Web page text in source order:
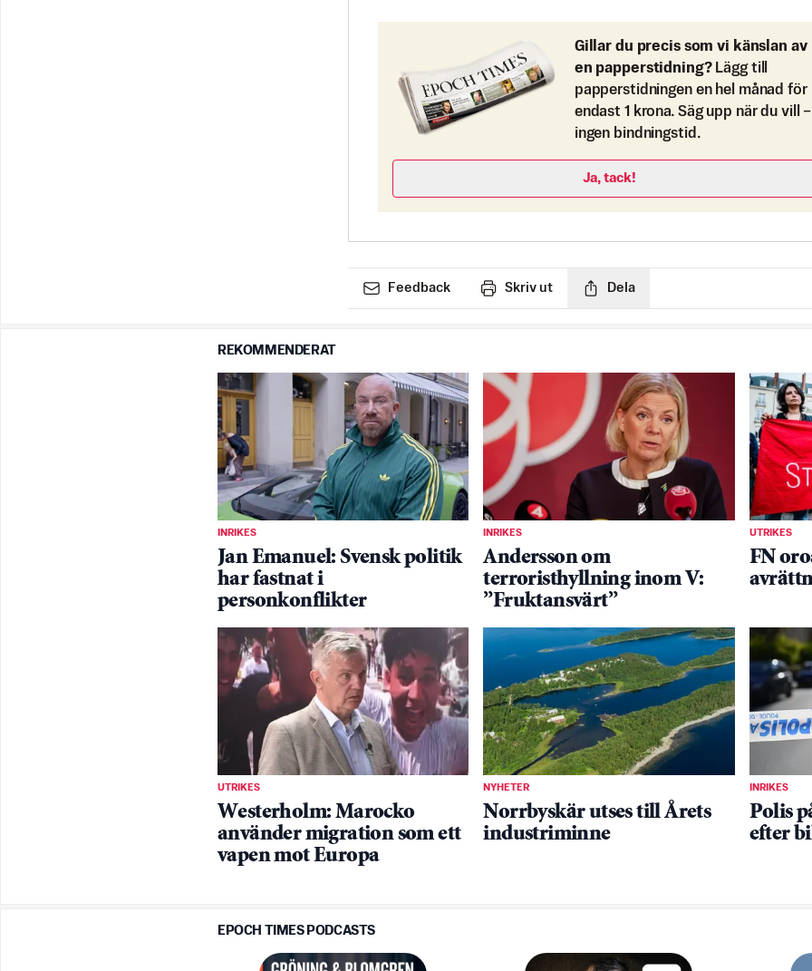
Gillar du precis som vi känslan av
en papperstidning? Lägg till
papperstidningen en hel månad för
endast 1 krona. Säg upp när du vill –
ingen bindningstid.
Ja, tack!
Feedback Skriv ut Dela
REKOMMENDERAT
INRIKES
Jan Emanuel: Svensk politik
har fastnat i
personkonflikter
INRIKES
Andersson om
terroristhyllning inom V:
”Fruktansvärt”
UTRIKES
FN
UTRIKES
Westerholm: Marocko
använder migration som ett
vapen mot Europa
NYHETER
Norrbyskär utses till Årets
industriminne
INRIKES
Polis
efter
EPOCH TIMES PODCASTS